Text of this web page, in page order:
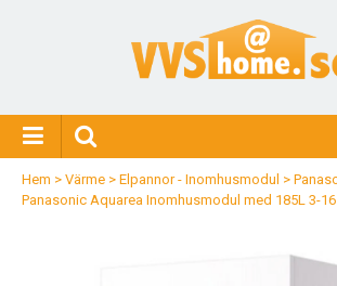
Hem > Värme > Elpannor - Inomhusmodul >
Panasonic Aquarea Inomhusmodul med 185L 3-16